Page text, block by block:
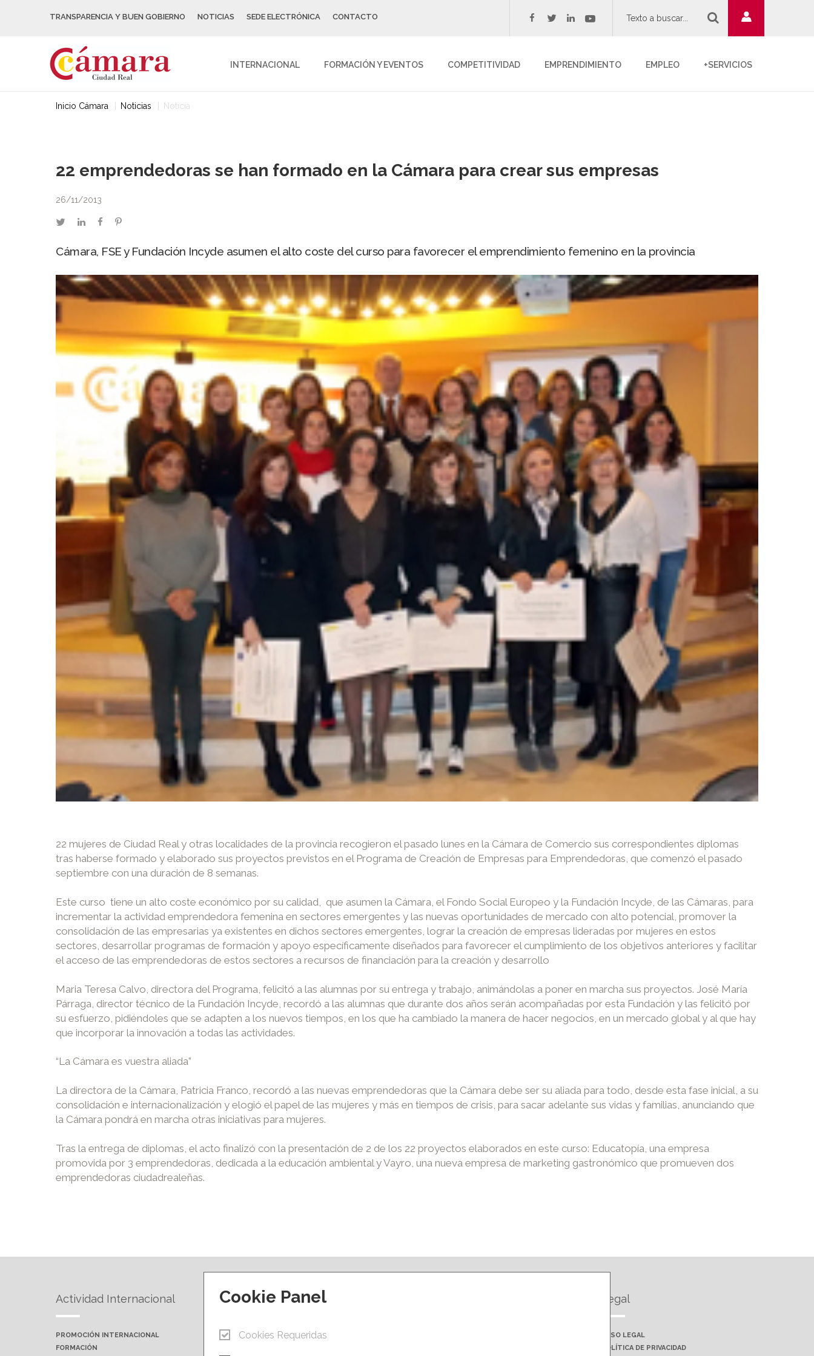
TRANSPARENCIA Y BUEN GOBIERNO NOTICIAS SEDE ELECTRÓNICA CONTACTO facebook
twitterlinkedinyoutube
INTERNACIONAL FORMACIÓN Y EVENTOS COMPETITIVIDAD EMPRENDIMIENTO EMPLEO +SERVICIOS
Inicio Cámara Noticias Noticia
22 emprendedoras se han formado en la Cámara para crear sus empresas
26/11/2013
twitterlinkedinfacebookpinterest
Cámara, FSE y Fundación Incyde asumen el alto coste del curso para favorecer el emprendimiento femenino en la provincia
22 mujeres de Ciudad Real y otras localidades de la provincia recogieron el pasado lunes en la Cámara de Comercio sus correspondientes diplomas
tras haberse formado y elaborado sus proyectos previstos en el Programa de Creación de Empresas para Emprendedoras, que comenzó el pasado
septiembre con una duración de 8 semanas.
Este curso tiene un alto coste económico por su calidad, que asumen la Cámara, el Fondo Social Europeo y la Fundación Incyde, de las Cámaras, para
incrementar la actividad emprendedora femenina en sectores emergentes y las nuevas oportunidades de mercado con alto potencial, promover la
consolidación de las empresarias ya existentes en dichos sectores emergentes, lograr la creación de empresas lideradas por mujeres en estos
sectores, desarrollar programas de formación y apoyo específicamente diseñados para favorecer el cumplimiento de los objetivos anteriores y facilitar
el acceso de las emprendedoras de estos sectores a recursos de financiación para la creación y desarrollo
Maria Teresa Calvo, directora del Programa, felicitó a las alumnas por su entrega y trabajo, animándolas a poner en marcha sus proyectos. José María
Párraga, director técnico de la Fundación Incyde, recordó a las alumnas que durante dos años serán acompañadas por esta Fundación y las felicitó por
su esfuerzo, pidiéndoles que se adapten a los nuevos tiempos, en los que ha cambiado la manera de hacer negocios, en un mercado global y al que hay
que incorporar la innovación a todas las actividades.
“La Cámara es vuestra aliada”
La directora de la Cámara, Patricia Franco, recordó a las nuevas emprendedoras que la Cámara debe ser su aliada para todo, desde esta fase inicial, a su
consolidación e internacionalización y elogió el papel de las mujeres y más en tiempos de crisis, para sacar adelante sus vidas y familias, anunciando que
la Cámara pondrá en marcha otras iniciativas para mujeres.
Tras la entrega de diplomas, el acto finalizó con la presentación de 2 de los 22 proyectos elaborados en este curso: Educatopía, una empresa
promovida por 3 emprendedoras, dedicada a la educación ambiental y Vayro, una nueva empresa de marketing gastronómico que promueven dos
emprendedoras ciudadrealeñas.
Actividad Internacional
PROMOCIÓN INTERNACIONAL
FORMACIÓN
Formación y eventos
PRÓXIMAS ACCIONES
Legal
AVISO LEGAL
POLÍTICA DE PRIVACIDAD
Cookie Panel
Cookies Requeridas